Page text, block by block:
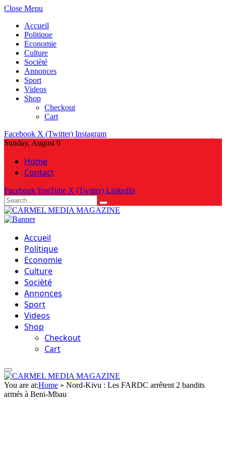
Close Menu
Accueil
Politique
Economie
Culture
Socièté
Annonces
Sport
Videos
Shop
Checkout
Cart
Facebook X (Twitter) Instagram
Sunday, August 9
Home
Contact
FacebookYouTube X (Twitter) LinkedIn
Accueil
Politique
Economie
Culture
Socièté
Annonces
Sport
Videos
Shop
Checkout
Cart
You are at:Home » Nord-Kivu : Les FARDC arrêtent 2 bandits
armés à Beni-Mbau